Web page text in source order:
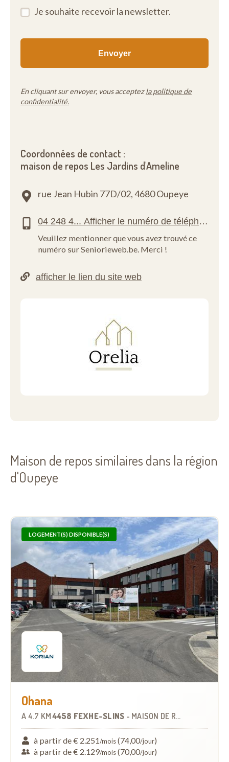
Je souhaite recevoir la newsletter.
En cliquant sur envoyer, vous acceptezla politique de
confidentialité.
Coordonnées de contact :
maison de repos Les Jardins d'Ameline
rue Jean Hubin 77D/02,4680 Oupeye
Veuillez mentionner que vous avez trouvé ce
numéro sur Seniorieweb.be. Merci !
Maison de repos similaires dans la région
d'Oupeye
LOGEMENT(S) DISPONIBLE(S)
Ohana
À 4.7 KM 4458 FEXHE-SLINS - MAISON DE REPOS
à partir de € 2.251/mois(74,00/jour)
à partir de € 2.129/mois(70,00/jour)